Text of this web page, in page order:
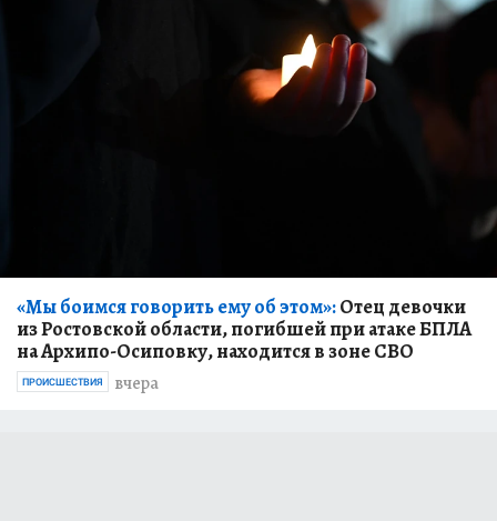
«Мы боимся говорить ему об этом»:Отец девочки
из Ростовской области, погибшей при атаке БПЛА
на Архипо-Осиповку, находится в зоне СВО
вчера
ПРОИСШЕСТВИЯ